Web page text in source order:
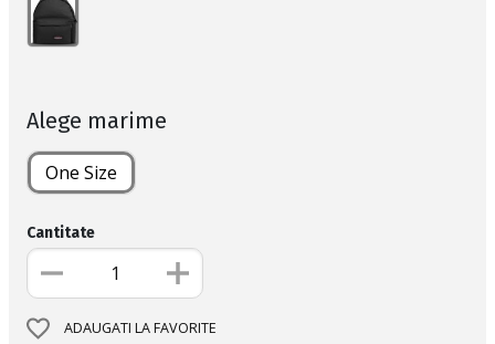
Alege marime
One Size
Cantitate
ADAUGATI LA FAVORITE